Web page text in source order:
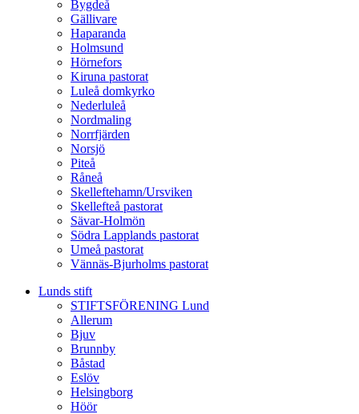
Bygdeå
Gällivare
Haparanda
Holmsund
Hörnefors
Kiruna pastorat
Luleå domkyrko
Nederluleå
Nordmaling
Norrfjärden
Norsjö
Piteå
Råneå
Skelleftehamn/Ursviken
Skellefteå pastorat
Sävar-Holmön
Södra Lapplands pastorat
Umeå pastorat
Vännäs-Bjurholms pastorat
Lunds stift
STIFTSFÖRENING Lund
Allerum
Bjuv
Brunnby
Båstad
Eslöv
Helsingborg
Höör